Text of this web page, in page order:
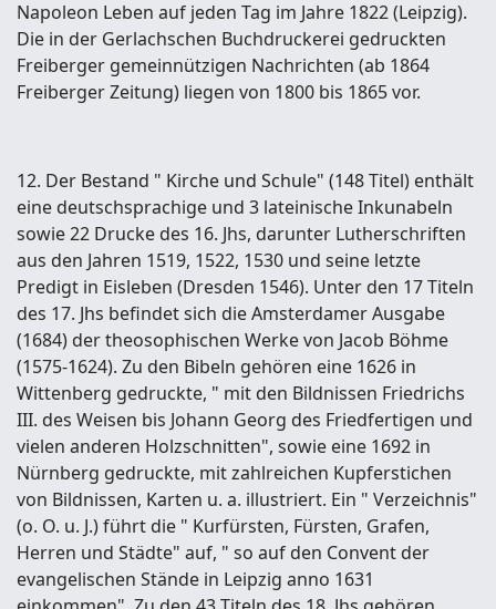
Napoleon Leben auf jeden Tag im Jahre 1822 (Leipzig).
Die in der Gerlachschen Buchdruckerei gedruckten
Freiberger gemeinnützigen Nachrichten (ab 1864
Freiberger Zeitung) liegen von 1800 bis 1865 vor.
12. Der Bestand " Kirche und Schule" (148 Titel) enthält
eine deutschsprachige und 3 lateinische Inkunabeln
sowie 22 Drucke des 16. Jhs, darunter Lutherschriften
aus den Jahren 1519, 1522, 1530 und seine letzte
Predigt in Eisleben (Dresden 1546). Unter den 17 Titeln
des 17. Jhs befindet sich die Amsterdamer Ausgabe
(1684) der theosophischen Werke von Jacob Böhme
(1575-1624). Zu den Bibeln gehören eine 1626 in
Wittenberg gedruckte, " mit den Bildnissen Friedrichs
III. des Weisen bis Johann Georg des Friedfertigen und
vielen anderen Holzschnitten", sowie eine 1692 in
Nürnberg gedruckte, mit zahlreichen Kupferstichen
von Bildnissen, Karten u. a. illustriert. Ein " Verzeichnis"
(o. O. u. J.) führt die " Kurfürsten, Fürsten, Grafen,
Herren und Städte" auf, " so auf den Convent der
evangelischen Stände in Leipzig anno 1631